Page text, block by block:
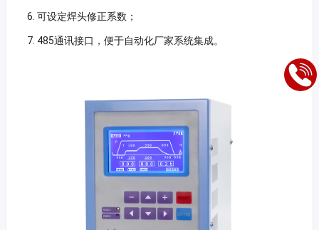
可设定焊头修正系数；
485通讯接口，便于自动化厂家系统集成。